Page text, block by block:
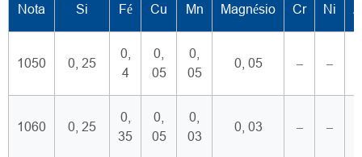
Nota Si Fé Cu Mn Magnésio Cr Ni
1050 0, 25
0,
4
0,
05
0,
05
0, 05 – –
1060 0, 25
0,
35
0,
05
0,
03
0, 03 – –